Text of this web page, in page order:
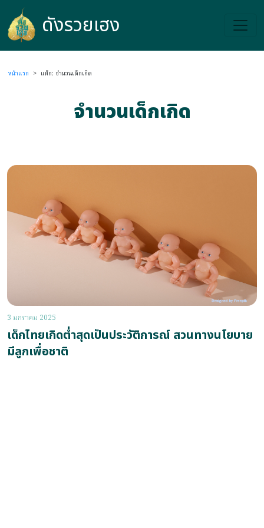
ดังรวยเฮง
ดังรวยเฮง
หน้าแรก > แท็ก: จำนวนเด็กเกิด
จำนวนเด็กเกิด
3 มกราคม 2025
เด็กไทยเกิดต่ำสุดเป็นประวัติการณ์ สวนทางนโยบาย
มีลูกเพื่อชาติ